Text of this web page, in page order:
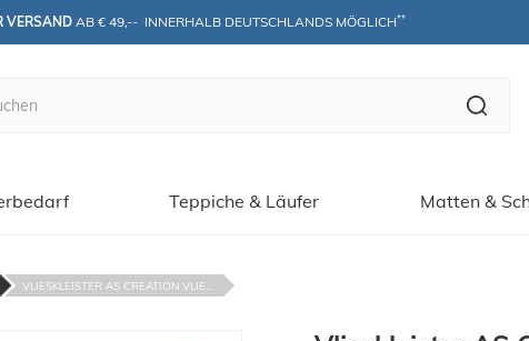
VERSAND AB € 49,--  INNERHALB DEUTSCHLANDS MÖGLICH**
Teppiche & Läufer Matten &
VLIESKLEISTER AS CREATION VLIE...